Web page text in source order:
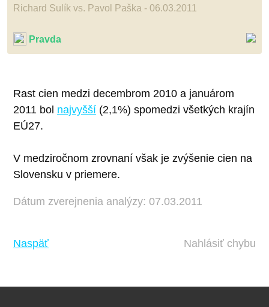
Richard Sulík vs. Pavol Paška - 06.03.2011
Pravda
Rast cien medzi decembrom 2010 a januárom
2011 bol najvyšší (2,1%) spomedzi všetkých krajín
EÚ27.
V medziročnom zrovnaní však je zvýšenie cien na
Slovensku v priemere.
Dátum zverejnenia analýzy: 07.03.2011
Naspäť Nahlásiť chybu